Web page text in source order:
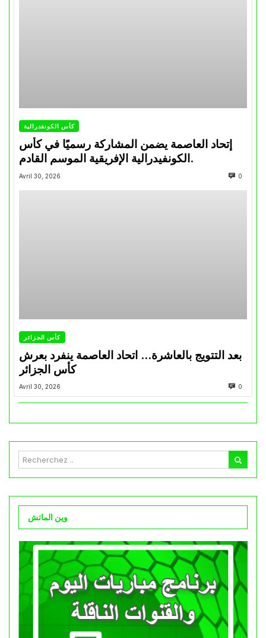
كأس الكونفدرالية
إتحاد العاصمة يضمن المشاركة رسميًا في كأس
الكونفيدرالية الإفريقية الموسم القادم.
Avril 30, 2026 0
كأس الجزائر
بعد التتويج بالعاشرة… اتحاد العاصمة ينفرد بعرش
كأس الجزائر
Avril 30, 2026 0
وين الماتش